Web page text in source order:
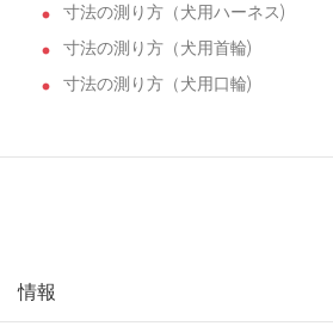
寸法の測り方（犬用ハーネス)
寸法の測り方（犬用首輪)
寸法の測り方（犬用口輪)
情報